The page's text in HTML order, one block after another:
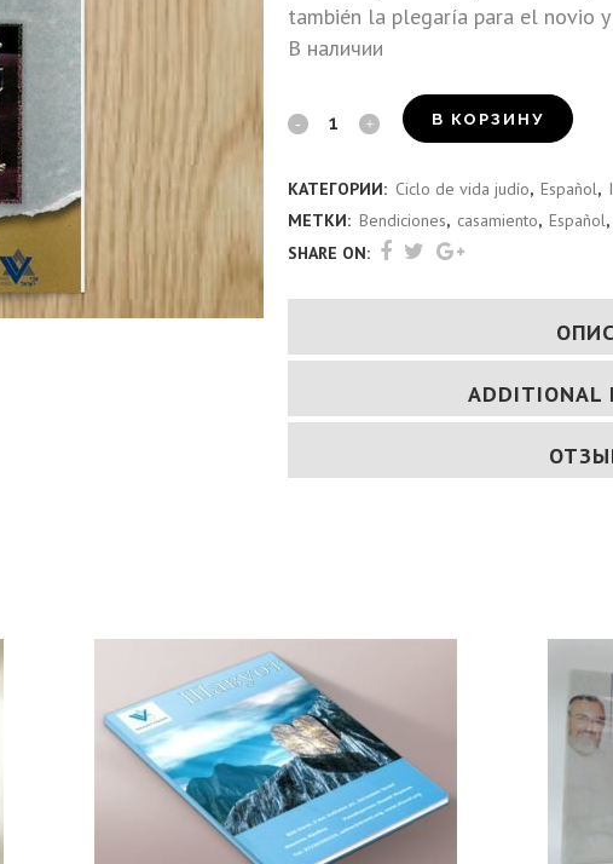
también la plegaría para el novio
В наличии
El
Judío
quantity
В КОРЗИНУ
КАТЕГОРИИ: Ciclo de vida judío, Español,
МЕТКИ: Bendiciones, casamiento, Español,
SHARE ON:
ADDITIONAL